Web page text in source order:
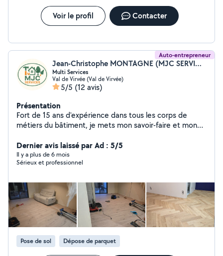
Voir le profil Contacter
Auto-entrepreneur
Jean-Christophe MONTAGNE (MJC SERVICES)
Multi Services
Val de Virvée (Val de Virvée)
5/5 (12 avis)
Présentation
Fort de 15 ans d'expérience dans tous les corps de
métiers du bâtiment, je mets mon savoir-faire et mon
votre partenaire de confiance pour tous vos petits
travaux d'intérieurs comme la pose de parquets, de
carrelage, de cloisons, montage de meubles réalisation
maçonnerie, tonte de pelouse, nettoyage toiture et
terrasses. J'interviens en Gironde, Sud Charente et Sud
Charente-Maritime pour réaliser vos projets avec
qualité, rigueur et respect des délais. Ma polyvalence et
mon engagement sont la garantie d'un résultat à la
hauteur de vos attentes.
Dernier avis laissé par Ad : 5/5
Il y a plus de 6 mois
Sérieux et professionnel
Pose de sol Dépose de parquet